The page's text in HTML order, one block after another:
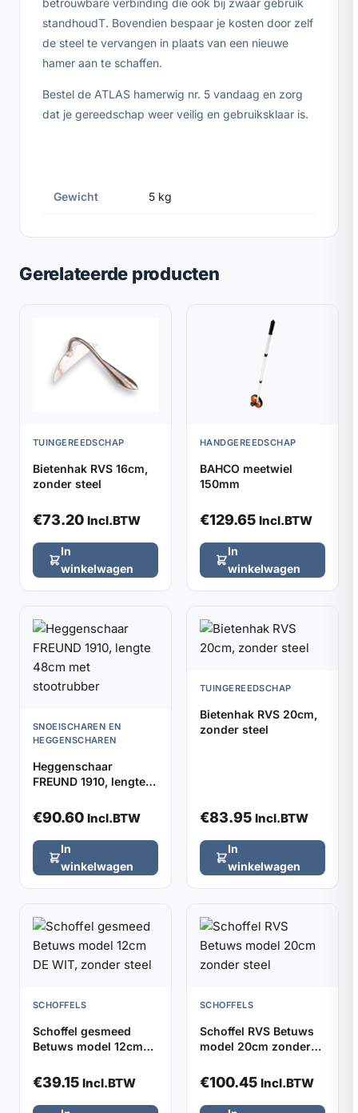
betrouwbare verbinding die ook bij zwaar gebruik
standhoudT. Bovendien bespaar je kosten door zelf
de steel te vervangen in plaats van een nieuwe
hamer aan te schaffen.
Bestel de ATLAS hamerwig nr. 5 vandaag en zorg
dat je gereedschap weer veilig en gebruiksklaar is.
Gewicht 5 kg
Gerelateerde producten
TUINGEREEDSCHAP
Bietenhak RVS 16cm,
zonder steel
€73.20 Incl.BTW
In
winkelwagen
HANDGEREEDSCHAP
BAHCO meetwiel
150mm
€129.65 Incl.BTW
In
winkelwagen
SNOEISCHAREN EN
HEGGENSCHAREN
Heggenschaar
FREUND 1910, lengte
€90.60 Incl.BTW
In
winkelwagen
TUINGEREEDSCHAP
Bietenhak RVS 20cm,
zonder steel
€83.95 Incl.BTW
In
winkelwagen
SCHOFFELS
Schoffel gesmeed
Betuws model 12cm
€39.15 Incl.BTW
SCHOFFELS
Schoffel RVS Betuws
model 20cm zonder
€100.45 Incl.BTW